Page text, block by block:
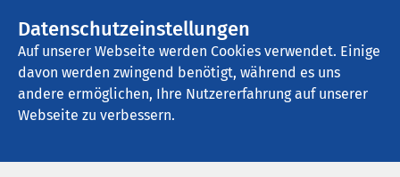
Datenschutzeinstellungen
Auf unserer Webseite werden Cookies verwendet. Einige
davon werden zwingend benötigt, während es uns
andere ermöglichen, Ihre Nutzererfahrung auf unserer
Webseite zu verbessern.
AMEOS Eingliederung Ueckermünde